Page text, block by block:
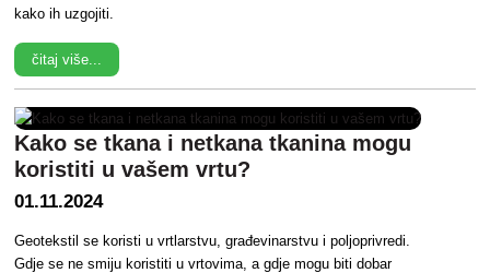
kako ih uzgojiti.
čitaj više...
Kako se tkana i netkana tkanina mogu
koristiti u vašem vrtu?
01.11.2024
Geotekstil se koristi u vrtlarstvu, građevinarstvu i poljoprivredi.
Gdje se ne smiju koristiti u vrtovima, a gdje mogu biti dobar